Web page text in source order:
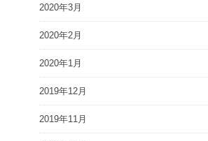
2020年3月
2020年2月
2020年1月
2019年12月
2019年11月